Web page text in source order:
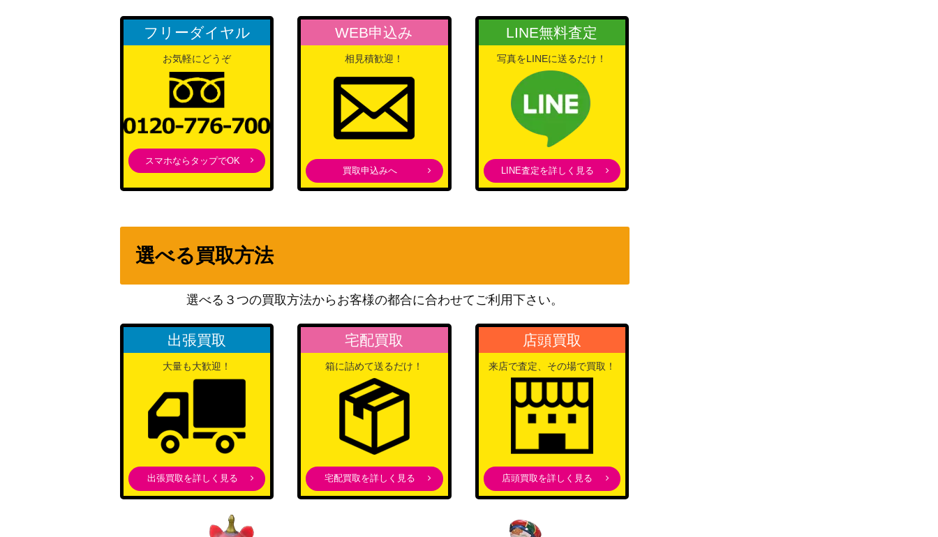
秘密を掘り下げる者/Delver of Secrets 旧枠 [INR-BF]《日》
ウィザーズ・オブ・ザ・コ
（イニストラード・リマス
1,000
神無き祭殿/Godless Shrine【RNA】
1,200
[Foil]忍耐/Endurance [MH2]《日》
（モダンホライゾン2）
草むした墓/Overgrown Tomb【RTR】《日》
（ラヴニカへの回帰）
1,000
[Foil] 倍増の季節/Doubling Seasonフラクチャー・Foil[FND-B
F]《日》
（ファウンデーションズ）
輝かしい天使/Resplendent Angel【M19】
（基本セット2019）
800
071 リスティックの研究/Rhystic Study[WOT]《日》
Wizards
（エルドレインの森 おとぎ
7,000
鍛冶の神、パーフォロス/Purphoros, God of the Forge[THS]
無私の霊魂/Selfless Spirit【EMN】《日》
[Foil] 黙示録、シェオルドレッド/Sheoldred, the Apocalypse テ
クスチャー 331 [DMU-BF]《日》
Wizards
（団結のドミナリア）
5,000
[Foil] 希望の源、ジアーダ / Giada, Font of Hope エッチング [S
フリーダイヤル
お気軽にどうぞ
スマホならタップでOK
WEB申込み
相見積歓迎！
買取申込みへ
LINE無料査定
写真をLINEに送るだけ！
LINE査定を詳しく見る
選べる買取方法
選べる３つの買取方法からお客様の都合に合わせてご利用下さい。
出張買取
大量も大歓迎！
出張買取を詳しく見る
宅配買取
箱に詰めて送るだけ！
宅配買取を詳しく見る
店頭買取
来店で査定、その場で買取！
店頭買取を詳しく見る